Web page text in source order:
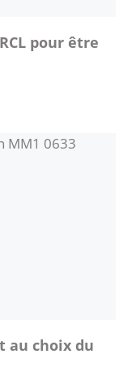
pour être
au choix du